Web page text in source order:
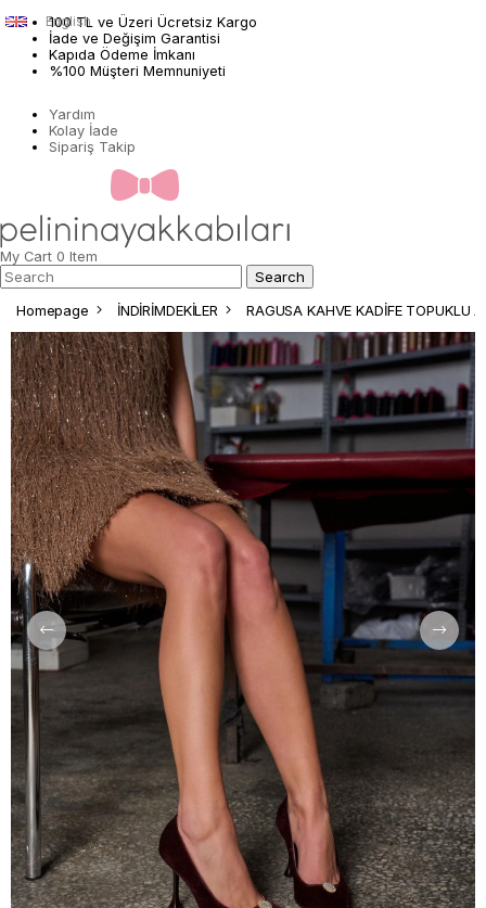
100 TL ve Üzeri Ücretsiz Kargo
İade ve Değişim Garantisi
Kapıda Ödeme İmkanı
%100 Müşteri Memnuniyeti
Yardım
Kolay İade
Sipariş Takip
English
My Cart 0 Item
Homepage İNDİRİMDEKİLER RAGUSA KAHVE KADİFE TOPUKLU